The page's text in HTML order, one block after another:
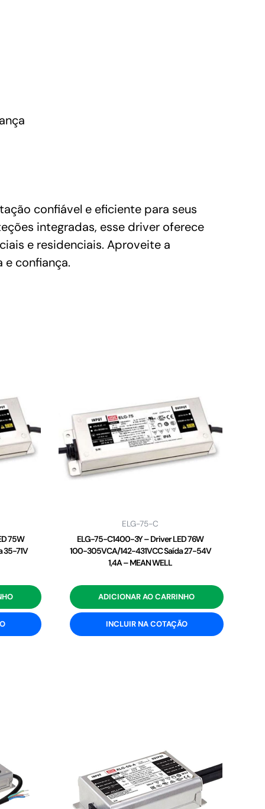
confiável e eficiente para seus
integradas, esse driver oferece
e residenciais. Aproveite a
confiança.
75W
35-71V
ELG-75-C
ELG-75-C1400-3Y – Driver LED 76W
100-305VCA/142-431VCC Saída 27-54V
1,4A – MEAN WELL
ADICIONAR AO CARRINHO
INCLUIR NA COTAÇÃO